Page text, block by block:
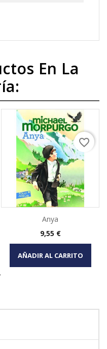
En La
Anya
Precio
9,55 €
AÑADIR AL CARRITO
favorite_border